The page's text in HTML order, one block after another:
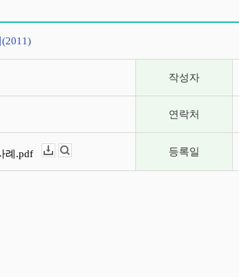
작성자
연락처
례.pdf 등록일